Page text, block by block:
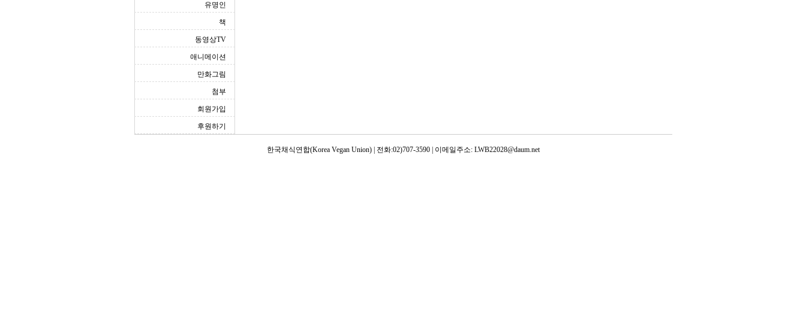
유명인
책
동영상TV
애니메이션
만화그림
첨부
회원가입
후원하기
한국채식연합(Korea Vegan Union) | 전화:02)707-3590 | 이메일주소: LWB22028@daum.net